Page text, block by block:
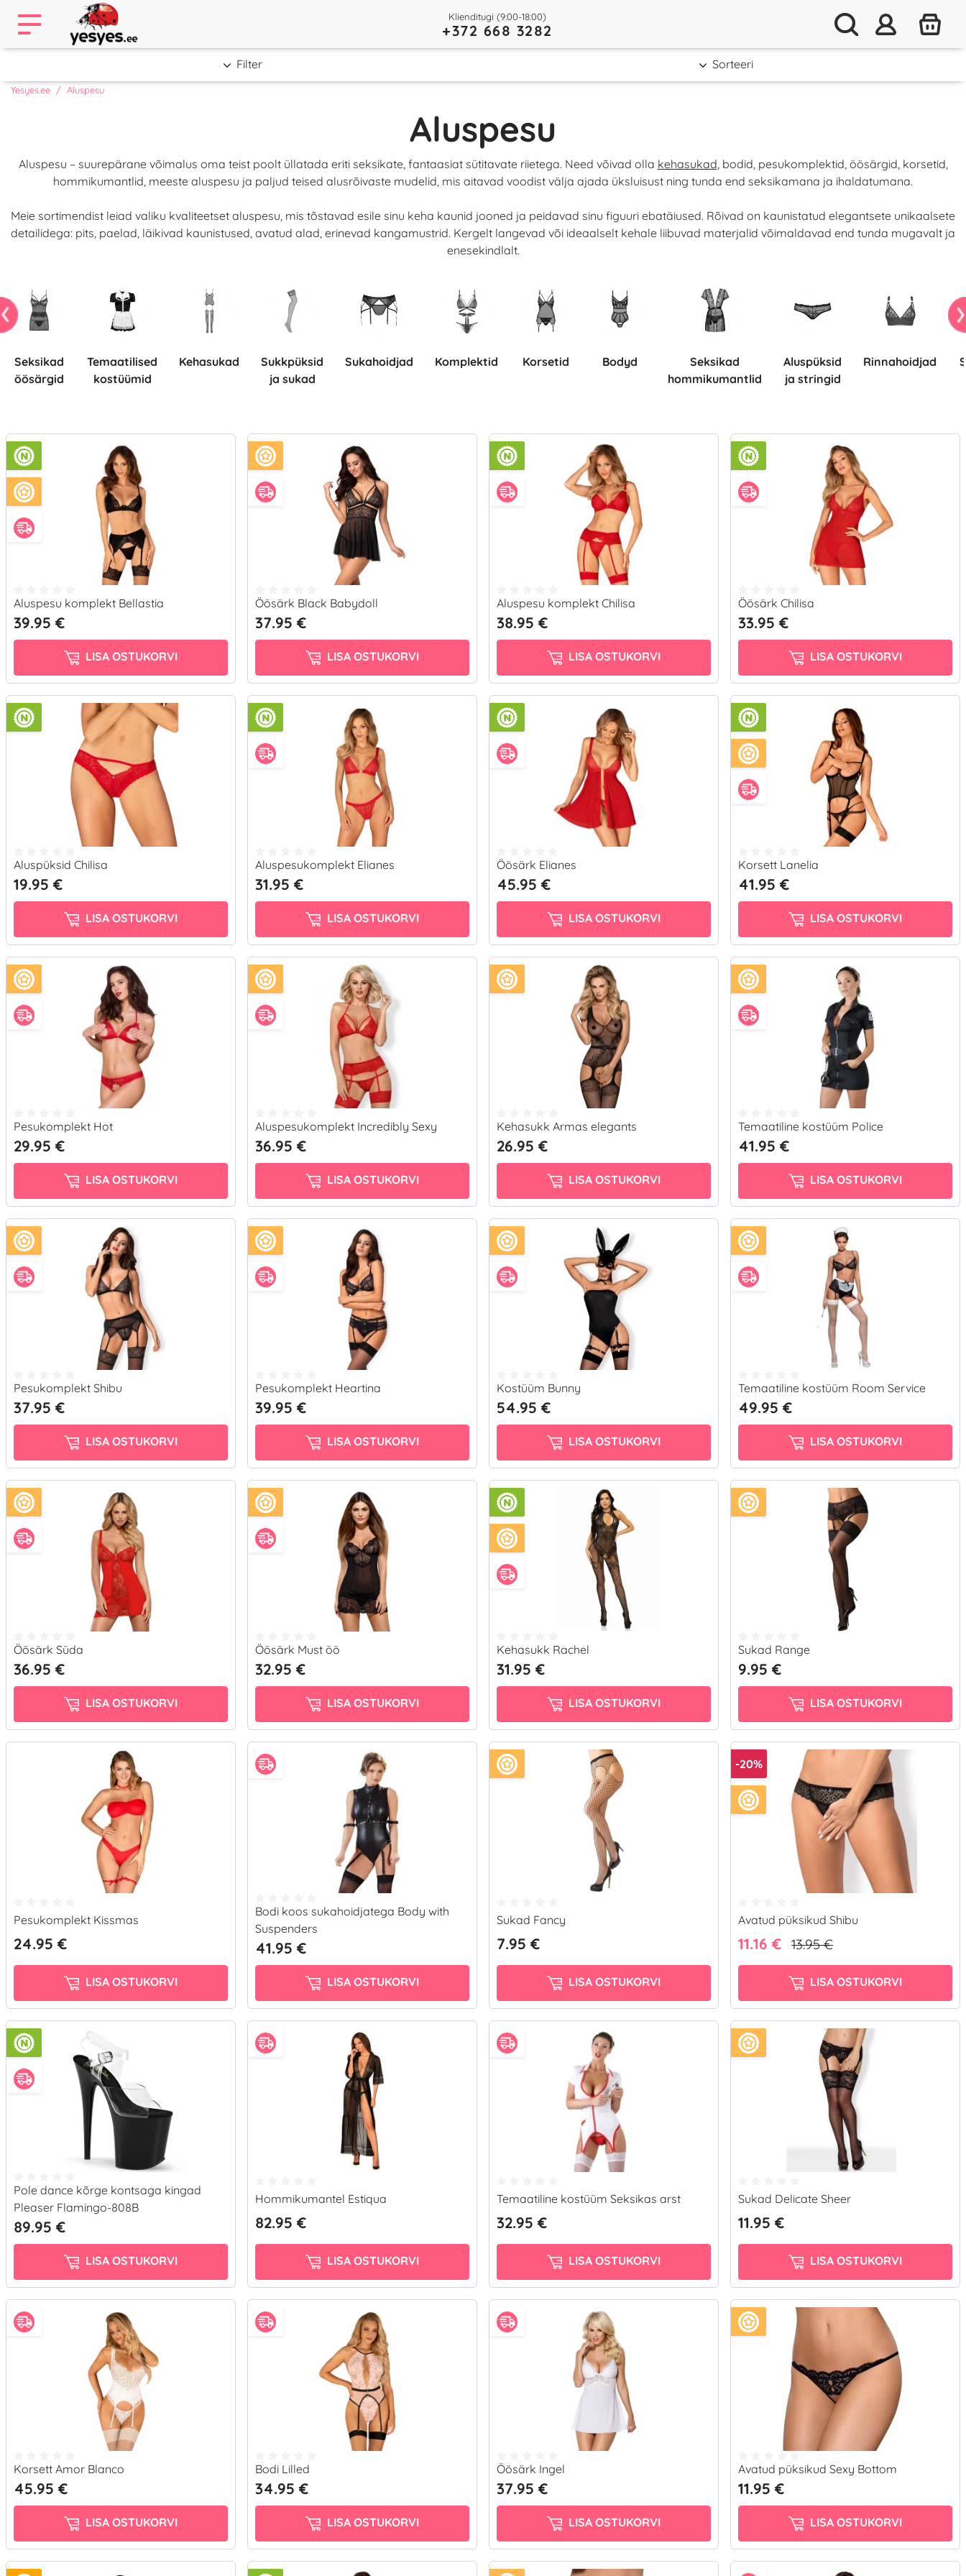
Klienditugi (9:00-18:00)
+372 668 3282
Yesyes.ee Aluspesu
Filter Sorteeri
Aluspesu
Aluspesu – suurepärane võimalus oma teist poolt üllatada eriti seksikate, fantaasiat sütitavate riietega. Need võivad olla kehasukad, bodid, pesukomplektid, öösärgid, korsetid,
hommikumantlid, meeste aluspesu ja paljud teised alusrõivaste mudelid, mis aitavad voodist välja ajada üksluisust ning tunda end seksikamana ja ihaldatumana.
Meie sortimendist leiad valiku kvaliteetset aluspesu, mis tõstavad esile sinu keha kaunid jooned ja peidavad sinu figuuri ebatäiused. Rõivad on kaunistatud elegantsete unikaalsete
detailidega: pits, paelad, läikivad kaunistused, avatud alad, erinevad kangamustrid. Kergelt langevad või ideaalselt kehale liibuvad materjalid võimaldavad end tunda mugavalt ja
enesekindlalt.
Seksikad
öösärgid
Temaatilised
kostüümid
Kehasukad
Sukkpüksid
ja sukad
Sukahoidjad komplektid Korsetid Bodyd
Seksikad
hommikumantlid
Aluspüksid
ja stringid
Rinnahoidjad Seksikad
Aluspesu komplekt Bellastia
39.95 €
LISA OSTUKORVI
Öösärk Black Babydoll
37.95 €
LISA OSTUKORVI
Aluspesu komplekt Chilisa
38.95 €
LISA OSTUKORVI
Öösärk Chilisa
33.95 €
LISA OSTUKORVI
Aluspüksid Chilisa
19.95 €
LISA OSTUKORVI
Aluspesukomplekt Elianes
31.95 €
LISA OSTUKORVI
Öösärk Elianes
45.95 €
LISA OSTUKORVI
Korsett Lanelia
41.95 €
LISA OSTUKORVI
Pesukomplekt Hot
29.95 €
LISA OSTUKORVI
Aluspesukomplekt Incredibly Sexy
36.95 €
LISA OSTUKORVI
Kehasukk Armas elegants
26.95 €
LISA OSTUKORVI
Temaatiline kostüüm Police
41.95 €
LISA OSTUKORVI
Pesukomplekt Shibu
37.95 €
LISA OSTUKORVI
Pesukomplekt Heartina
39.95 €
LISA OSTUKORVI
Kostüüm Bunny
54.95 €
LISA OSTUKORVI
Temaatiline kostüüm Room Service
49.95 €
LISA OSTUKORVI
Öösärk Süda
36.95 €
LISA OSTUKORVI
Öösärk Must öö
32.95 €
LISA OSTUKORVI
Kehasukk Rachel
31.95 €
LISA OSTUKORVI
Sukad Range
9.95 €
LISA OSTUKORVI
Pesukomplekt Kissmas
24.95 €
LISA OSTUKORVI
Bodi koos sukahoidjatega Body with
Suspenders
41.95 €
LISA OSTUKORVI
Sukad Fancy
7.95 €
LISA OSTUKORVI
-20%
Avatud püksikud Shibu
11.16 € 13.95 €
LISA OSTUKORVI
Pole dance kõrge kontsaga kingad
Pleaser Flamingo-808B
89.95 €
LISA OSTUKORVI
Hommikumantel Estiqua
82.95 €
LISA OSTUKORVI
Temaatiline kostüüm Seksikas arst
32.95 €
LISA OSTUKORVI
Sukad Delicate Sheer
11.95 €
LISA OSTUKORVI
Korsett Amor Blanco
45.95 €
LISA OSTUKORVI
Bodi Lilled
34.95 €
LISA OSTUKORVI
Öösärk Ingel
37.95 €
LISA OSTUKORVI
Avatud püksikud Sexy Bottom
11.95 €
LISA OSTUKORVI